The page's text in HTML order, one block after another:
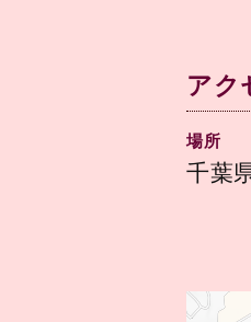
アク
場所
千葉